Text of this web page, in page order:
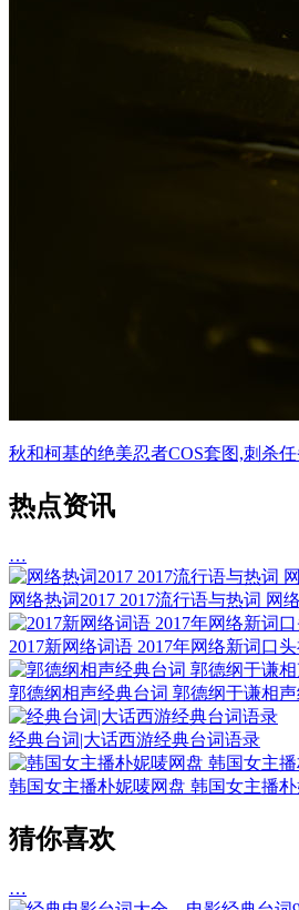
秋和柯基的绝美忍者COS套图,刺杀
热点资讯
…
网络热词2017 2017流行语与热词 网
2017新网络词语 2017年网络新词口
郭德纲相声经典台词 郭德纲于谦相
经典台词|大话西游经典台词语录
韩国女主播朴妮唛网盘 韩国女主播
猜你喜欢
…